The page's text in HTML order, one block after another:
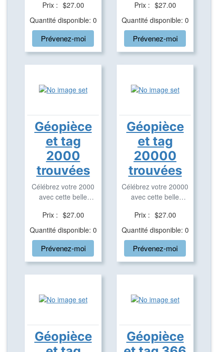
Prix : $27.00
Quantité disponible: 0
Prévenez-moi
Prix : $27.00
Quantité disponible: 0
Prévenez-moi
Géopièce
et tag
2000
trouvées
Célébrez votre 2000
avec cette belle
Prix : $27.00
Quantité disponible: 0
Prévenez-moi
Géopièce
et tag
20000
trouvées
Célébrez votre 20000
avec cette belle
Prix : $27.00
Quantité disponible: 0
Prévenez-moi
Géopièce
Géopièce